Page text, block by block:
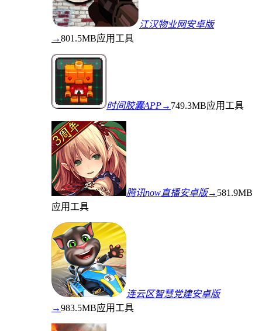
江汉物业网安卓版
→801.5MB应用工具
时间胶囊APP→ 749.3MB应用工具
腾讯now直播安卓版→ 581.9MB
应用工具
连云区智慧党建安卓版
→983.5MB应用工具